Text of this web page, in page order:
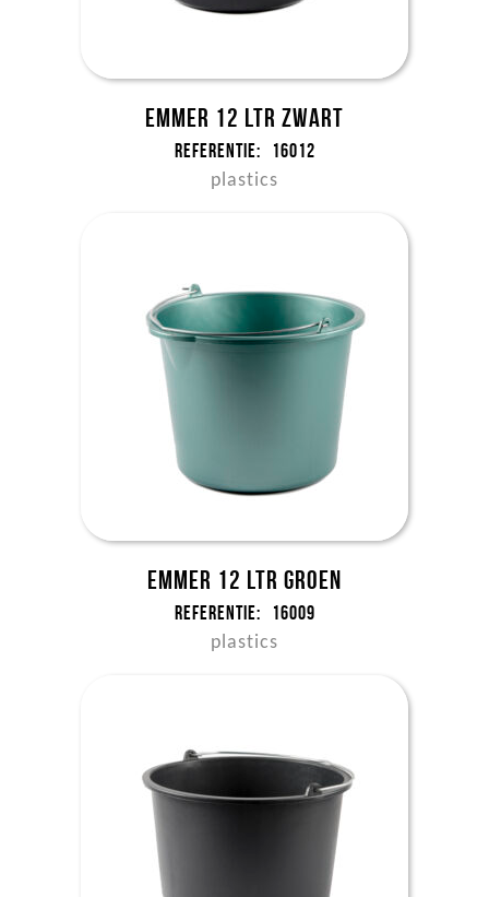
Emmer 12 ltr zwart
Referentie: 16012
plastics
Emmer 12 ltr groen
Referentie: 16009
plastics